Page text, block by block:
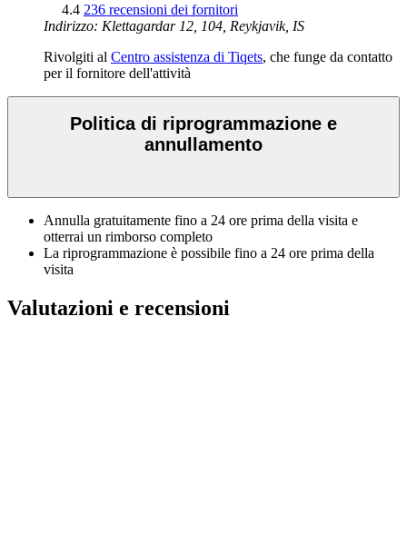
4.4 236 recensioni dei fornitori
Indirizzo: Klettagardar 12, 104, Reykjavik, IS
Rivolgiti al Centro assistenza di Tiqets, che funge da contatto
per il fornitore dell'attività
Politica di riprogrammazione e
annullamento
Annulla gratuitamente fino a 24 ore prima della visita e
otterrai un rimborso completo
La riprogrammazione è possibile fino a 24 ore prima della
visita
Valutazioni e recensioni